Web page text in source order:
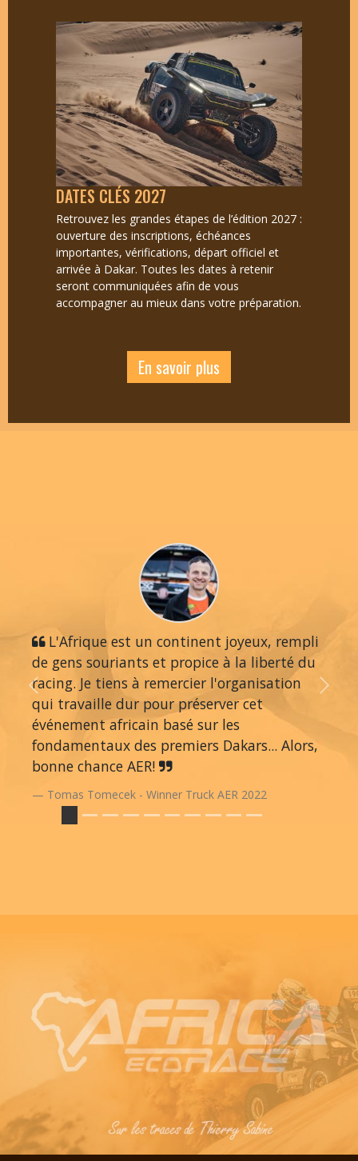
DATES CLÉS 2027
Retrouvez les grandes étapes de l’édition 2027 :
ouverture des inscriptions, échéances
importantes, vérifications, départ officiel et
arrivée à Dakar. Toutes les dates à retenir
seront communiquées afin de vous
accompagner au mieux dans votre préparation.
En savoir plus
L'Afrique est un continent joyeux, rempli
de gens souriants et propice à la liberté du
racing. Je tiens à remercier l'organisation
qui travaille dur pour préserver cet
événement africain basé sur les
fondamentaux des premiers Dakars... Alors,
bonne chance AER!
Tomas Tomecek - Winner Truck AER 2022
Previous Next